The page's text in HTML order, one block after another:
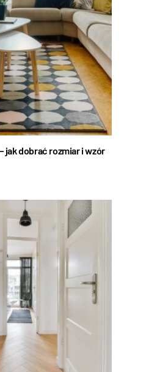
jak dobrać rozmiar i wzór